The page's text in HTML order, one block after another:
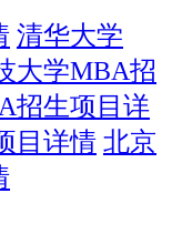
清华大学
大学MBA招
招生项目详
目详情 北京